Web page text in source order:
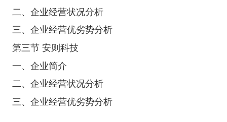
二、企业经营状况分析
三、企业经营优劣势分析
第三节 安则科技
一、企业简介
二、企业经营状况分析
三、企业经营优劣势分析